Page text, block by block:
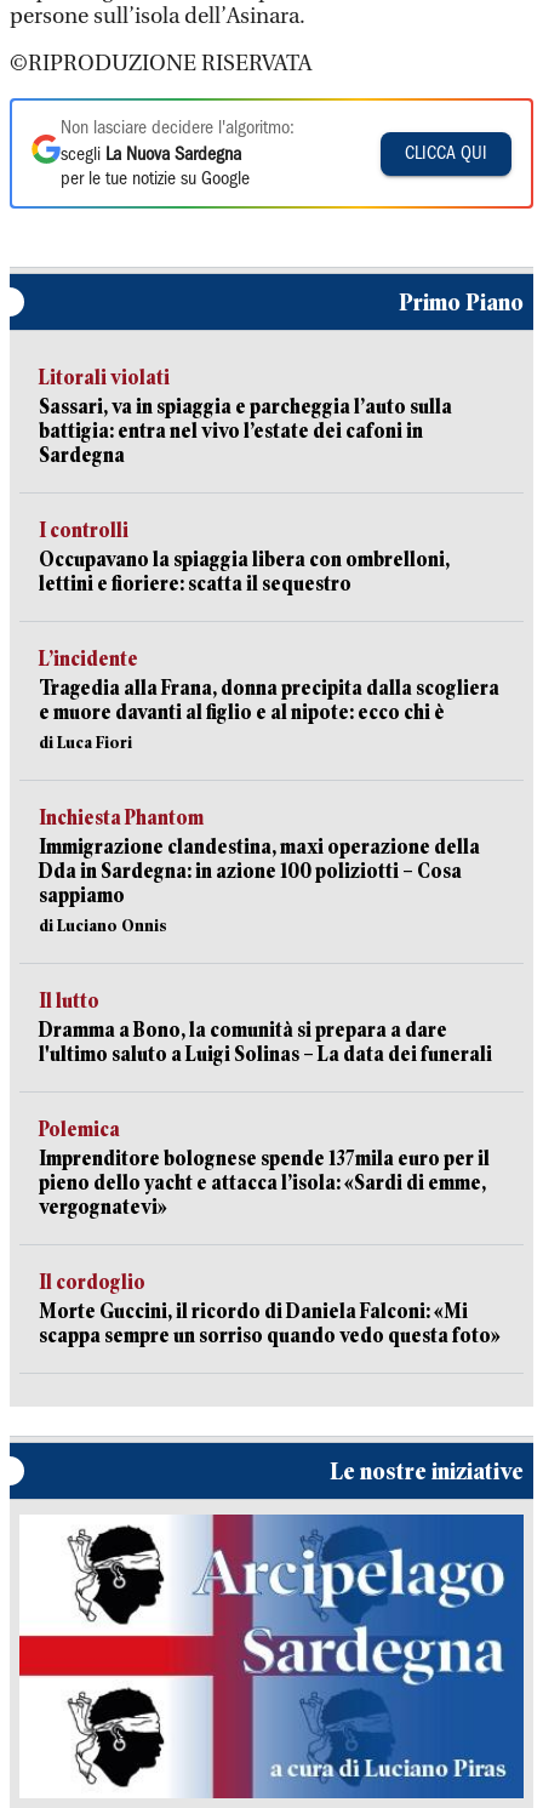
persone sull’isola dell’Asinara.
©RIPRODUZIONE RISERVATA
Non lasciare decidere l'algoritmo:
scegli La Nuova Sardegna
per le tue notizie su Google
CLICCA QUI
Primo Piano
Litorali violati
Sassari, va in spiaggia e parcheggia l’auto sulla
battigia: entra nel vivo l’estate dei cafoni in
Sardegna
I controlli
Occupavano la spiaggia libera con ombrelloni,
lettini e fioriere: scatta il sequestro
L’incidente
Tragedia alla Frana, donna precipita dalla scogliera
e muore davanti al figlio e al nipote: ecco chi è
di Luca Fiori
Inchiesta Phantom
Immigrazione clandestina, maxi operazione della
Dda in Sardegna: in azione 100 poliziotti – Cosa
sappiamo
di Luciano Onnis
Il lutto
Dramma a Bono, la comunità si prepara a dare
l'ultimo saluto a Luigi Solinas – La data dei funerali
Polemica
Imprenditore bolognese spende 137mila euro per il
pieno dello yacht e attacca l’isola: «Sardi di emme,
vergognatevi»
Il cordoglio
Morte Guccini, il ricordo di Daniela Falconi: «Mi
scappa sempre un sorriso quando vedo questa foto»
Le nostre iniziative